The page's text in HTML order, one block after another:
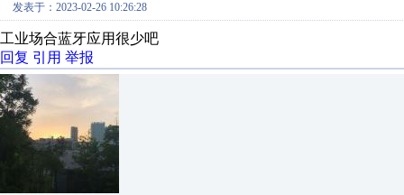
发表于：2023-02-26 10:26:28
工业场合蓝牙应用很少吧
回复 引用 举报